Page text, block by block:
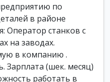
по
в районе
Оператор станков с
на заводах.
в компанию .
Зарплата (шек. месяц)
работать в